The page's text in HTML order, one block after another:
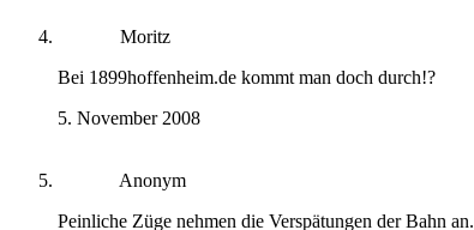
Moritz
Bei 1899hoffenheim.de kommt man doch durch!?
5. November 2008
Anonym
Peinliche Züge nehmen die Verspätungen der Bahn an.